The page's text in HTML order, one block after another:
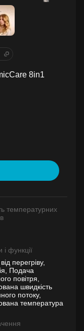
8in1
температурних
функції
перегріву,
Подача
повітря,
швидкість
потоку,
температура